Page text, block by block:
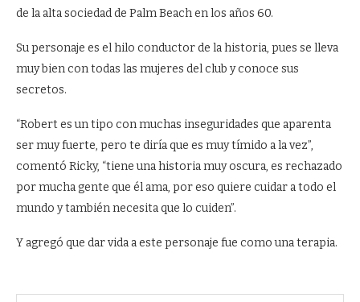
de la alta sociedad de Palm Beach en los años 60.
Su personaje es el hilo conductor de la historia, pues se lleva
muy bien con todas las mujeres del club y conoce sus
secretos.
“Robert es un tipo con muchas inseguridades que aparenta
ser muy fuerte, pero te diría que es muy tímido a la vez”,
comentó Ricky, “tiene una historia muy oscura, es rechazado
por mucha gente que él ama, por eso quiere cuidar a todo el
mundo y también necesita que lo cuiden”.
Y agregó que dar vida a este personaje fue como una terapia.